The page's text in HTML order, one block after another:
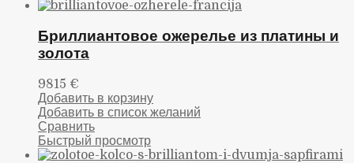
Бриллиантовое ожерелье из платины и
золота
9815 €
Добавить в корзину
Добавить в список желаний
Сравнить
Быстрый просмотр